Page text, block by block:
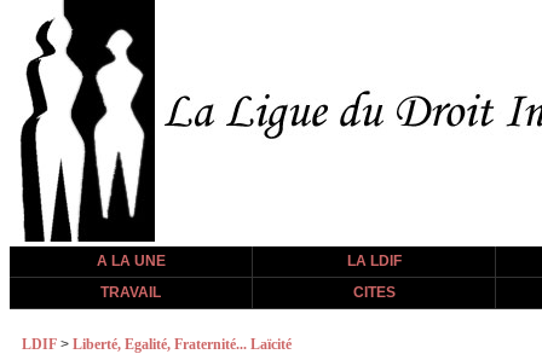
A LA UNE
LA LDIF
TRAVAIL
CITES
LDIF > Liberté, Egalité, Fraternité... Laïcité